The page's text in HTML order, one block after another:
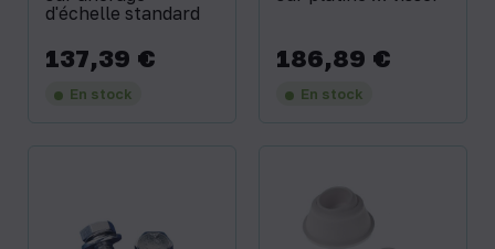
d'échelle standard
Prix
137,39 €
En stock
Prix
186,89 €
En stock